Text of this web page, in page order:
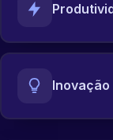
Inovação